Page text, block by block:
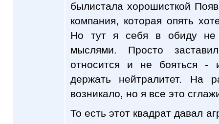
былистала хорошисткой
компания, которая опять
Но тут я себя в обиду
мыслями. Просто
относится и не бояться -
держать нейтралитет. На
возникало, но я все это
То есть этот квадрат давал